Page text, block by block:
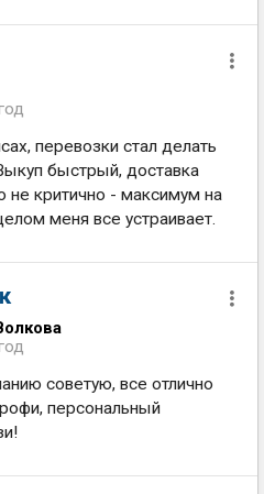
перевозки стал делать
быстрый, доставка
не критично - максимум на
меня все устраивает.
советую, все отлично
персональный